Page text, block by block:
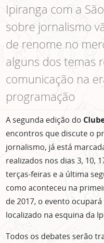
Ipiranga com a
sobre jornalismo
de renome no
alguns dos temas
comunicação na
programação
A segunda edição do
encontros que discute o
jornalismo, já está
realizados nos dias 3, 10,
terças-feiras e a última
como aconteceu na
de 2017, o evento
localizado na esquina da
Todos os debates serão